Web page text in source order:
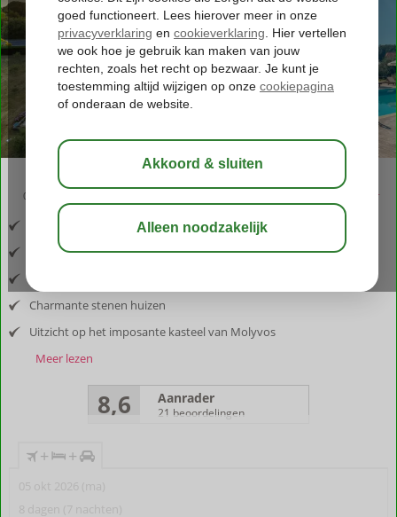
03:30 bewaar
Inclusief vlucht en huurauto
Gelegen nabij het historische Molyvos
Charmante stenen huizen
Uitzicht op het imposante kasteel van Molyvos
Meer lezen
8,6 Aanrader
21 beoordelingen
+ +
05 okt 2026 (ma)
8 dagen (7 nachten)